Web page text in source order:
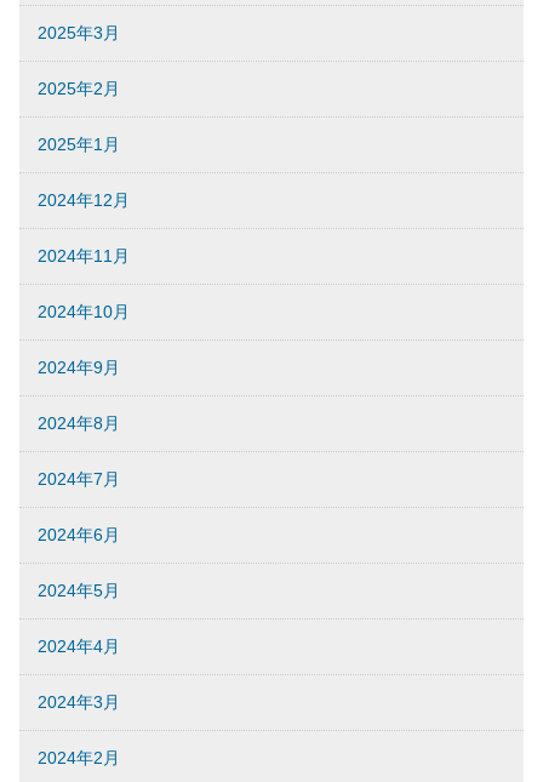
2025年3月
2025年2月
2025年1月
2024年12月
2024年11月
2024年10月
2024年9月
2024年8月
2024年7月
2024年6月
2024年5月
2024年4月
2024年3月
2024年2月